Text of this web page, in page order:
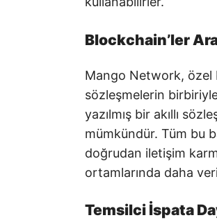
Blockchain’ler
Mango Network, özel
sözleşmelerin
yazılmış bir akıllı
mümkündür. Tüm bu
doğrudan iletişim
ortamlarında daha
Temsilci İspata